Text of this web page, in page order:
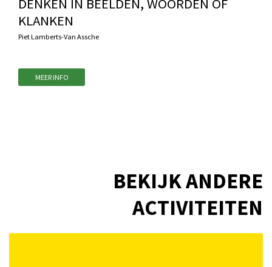
KLANKEN
Piet Lamberts-Van Assche
MEER INFO
BEKIJK ANDERE
ACTIVITEITEN